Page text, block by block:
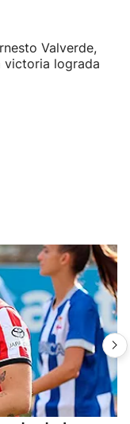
Valverde,
victoria lograda